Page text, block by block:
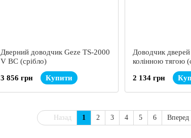
Дверний доводчик Geze TS-2000
V BC (срібло)
3 856 грн Купити
Доводчик
колінною тягою
2 134 грн
Назад 1 2 3 4 5 6 Вперед